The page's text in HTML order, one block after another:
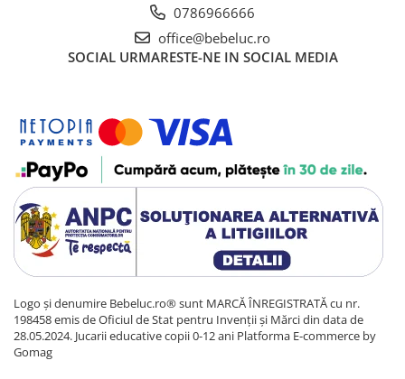
0786966666
office@bebeluc.ro
SOCIAL URMARESTE-NE IN SOCIAL MEDIA
Logo și denumire Bebeluc.ro® sunt MARCĂ ÎNREGISTRATĂ cu nr.
198458 emis de Oficiul de Stat pentru Invenții și Mărci din data de
28.05.2024. Jucarii educative copii 0-12 ani Platforma E-commerce by
Gomag